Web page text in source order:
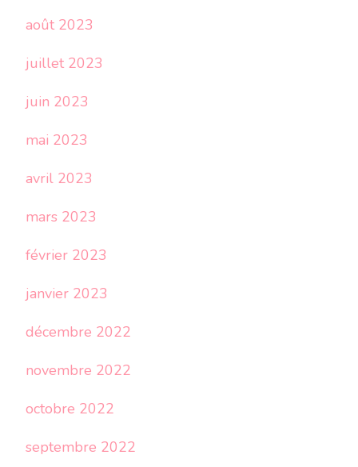
août 2023
juillet 2023
juin 2023
mai 2023
avril 2023
mars 2023
février 2023
janvier 2023
décembre 2022
novembre 2022
octobre 2022
septembre 2022